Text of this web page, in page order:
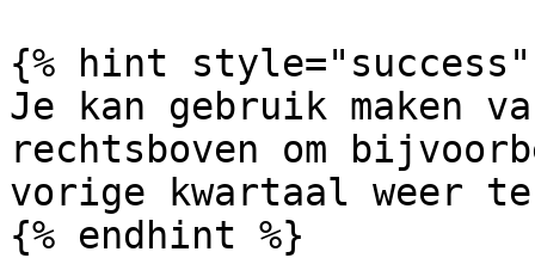
{% hint style="success"
Je kan gebruik maken
rechtsboven om
vorige kwartaal weer
{% endhint %}